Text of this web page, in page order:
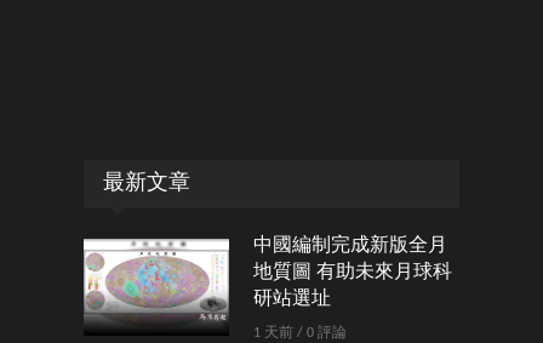
最新文章
中國編制完成新版全月
地質圖 有助未來月球科
研站選址
1 天前 / 0 評論